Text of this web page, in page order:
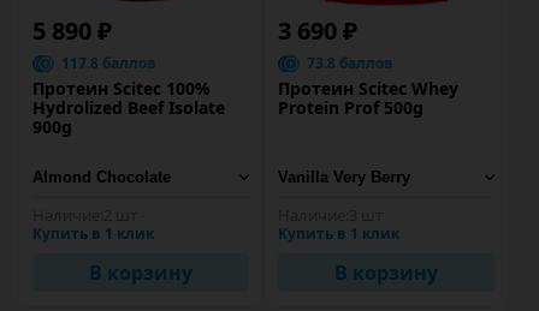
5 890 ₽
117.8 баллов
Протеин Scitec 100%
Hydrolized Beef Isolate
900g
Купить в 1 клик
В корзину
3 690 ₽
73.8 баллов
Протеин Scitec Whey
Protein Prof 500g
Купить в 1 клик
В корзину